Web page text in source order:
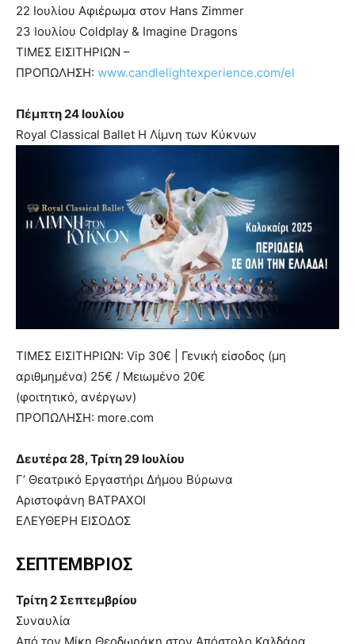
22 Ιουλίου Αφιέρωμα στον Hans Zimmer
23 Ιουλίου Coldplay & Imagine Dragons
ΤΙΜΕΣ ΕΙΣΙΤΗΡΙΩΝ –
ΠΡΟΠΩΛΗΣΗ: www.candlelightexperience.com/el
Πέμπτη 24 Ιουλίου
Royal Classical Ballet Η Λίμνη των Κύκνων
ΤΙΜΕΣ ΕΙΣΙΤΗΡΙΩΝ: Vip 30€ | Γενική είσοδος (μη
αριθμημένα) 25€ / Μειωμένο 20€
(φοιτητικό, ανέργων)
ΠΡΟΠΩΛΗΣΗ: more.com
Δευτέρα 28, Τρίτη 29 Ιουλίου
Γ’ Θεατρικό Εργαστήρι Δήμου Βύρωνα
Αριστοφάνη ΒΑΤΡΑΧΟΙ
ΕΛΕΥΘΕΡΗ ΕΙΣΟΔΟΣ
ΣΕΠΤΕΜΒΡΙΟΣ
Τρίτη 2 Σεπτεμβρίου
Συναυλία